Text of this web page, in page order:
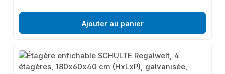
Ajouter au panier